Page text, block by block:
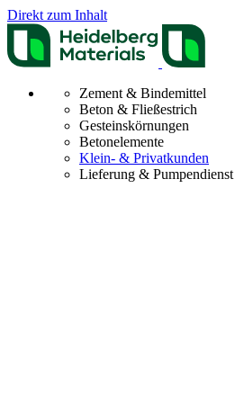
Direkt zum Inhalt
Zement & Bindemittel
Beton & Fließestrich
Gesteinskörnungen
Betonelemente
Klein- & Privatkunden
Lieferung & Pumpendienst